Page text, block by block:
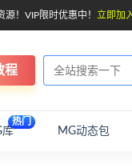
！VIP限时优惠中！ 立即加
程
库
热门
MG动态包